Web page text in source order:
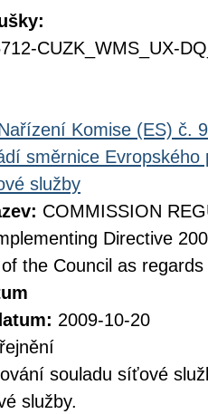
CUZK_WMS_UX-
Komise (ES) č.
směrnice
služby
COMMISSION
Directive
the Council as
2009-10-20
souladu síťové
služby.